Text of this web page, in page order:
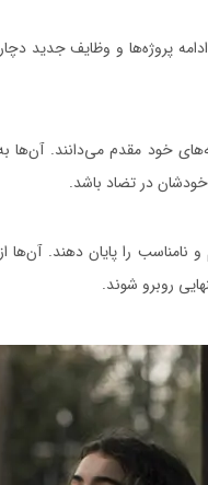
پروژه‌ها و وظایف جدید
خود مقدم می‌دانند.
در تضاد باشد.
و نامناسب را پایان دهند.
روبرو شوند.